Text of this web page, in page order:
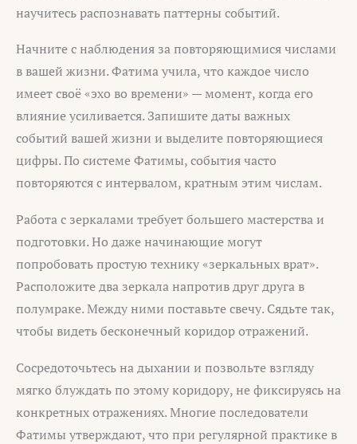
научитесь распознавать паттерны событий.
Начните с наблюдения за повторяющимися числами
в вашей жизни. Фатима учила, что каждое число
имеет своё «эхо во времени» — момент, когда его
влияние усиливается. Запишите даты важных
событий вашей жизни и выделите повторяющиеся
цифры. По системе Фатимы, события часто
повторяются с интервалом, кратным этим числам.
Работа с зеркалами требует большего мастерства и
подготовки. Но даже начинающие могут
попробовать простую технику «зеркальных врат».
Расположите два зеркала напротив друг друга в
полумраке. Между ними поставьте свечу. Сядьте так,
чтобы видеть бесконечный коридор отражений.
Сосредоточьтесь на дыхании и позвольте взгляду
мягко блуждать по этому коридору, не фиксируясь на
конкретных отражениях. Многие последователи
Фатимы утверждают, что при регулярной практике в